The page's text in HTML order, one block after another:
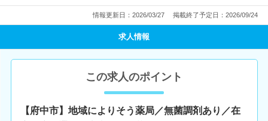
情報更新日：2026/03/27 掲載終了予定日：2026/09/24
求人情報
この求人のポイント
【府中市】地域によりそう薬局／無菌調剤あり／在